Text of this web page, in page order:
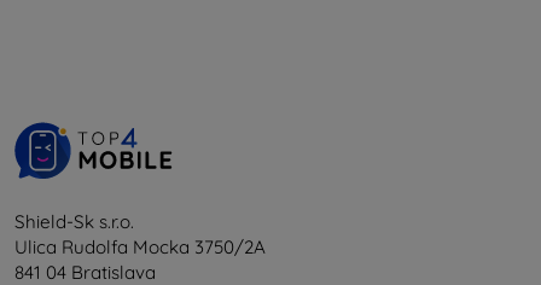
Shield-Sk s.r.o.
Ulica Rudolfa Mocka 3750/2A
841 04 Bratislava